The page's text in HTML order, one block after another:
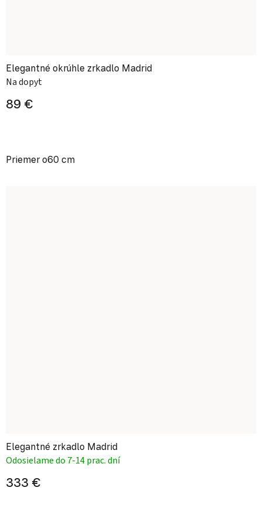
Elegantné okrúhle zrkadlo Madrid
Na dopyt
89 €
Priemer o60 cm
Elegantné zrkadlo Madrid
Odosielame do 7-14 prac. dní
333 €